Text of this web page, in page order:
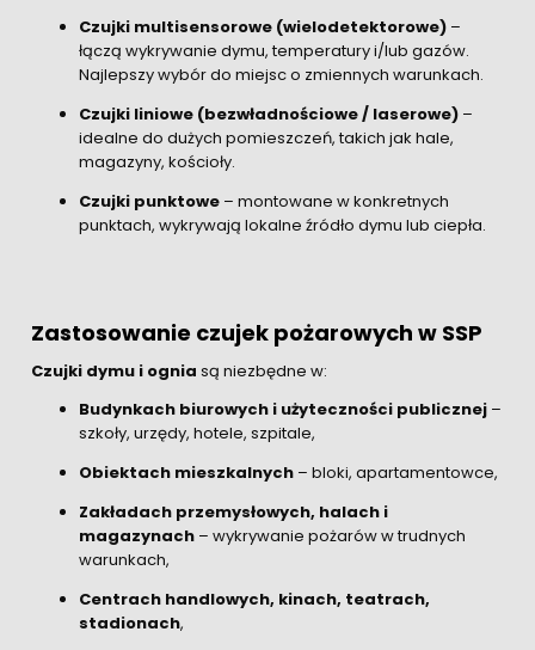
Czujki multisensorowe (wielodetektorowe) –
łączą wykrywanie dymu, temperatury i/lub gazów.
Najlepszy wybór do miejsc o zmiennych warunkach.
Czujki liniowe (bezwładnościowe / laserowe) –
idealne do dużych pomieszczeń, takich jak hale,
magazyny, kościoły.
Czujki punktowe – montowane w konkretnych
punktach, wykrywają lokalne źródło dymu lub ciepła.
Zastosowanie czujek pożarowych w SSP
Czujki dymu i ognia są niezbędne w:
Budynkach biurowych i użyteczności publicznej –
szkoły, urzędy, hotele, szpitale,
Obiektach mieszkalnych – bloki, apartamentowce,
Zakładach przemysłowych, halach i
magazynach – wykrywanie pożarów w trudnych
warunkach,
Centrach handlowych, kinach, teatrach,
stadionach,